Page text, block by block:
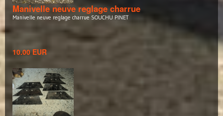
Manivelle neuve reglage charrue
Manivelle neuve reglage charrue SOUCHU PINET
10.00 EUR